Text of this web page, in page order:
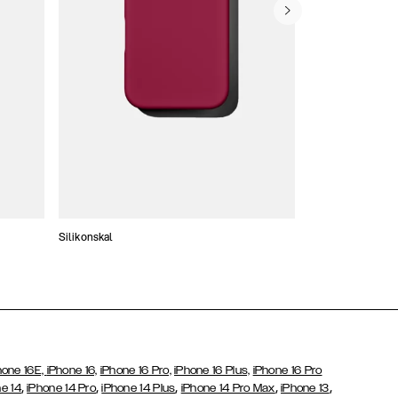
Silikonskal
16E, iPhone 16, iPhone 16 Pro, iPhone 16 Plus, iPhone 16 Pro
14,iPhone 14 Pro,iPhone 14 Plus, iPhone 14 Pro Max, iPhone 13,